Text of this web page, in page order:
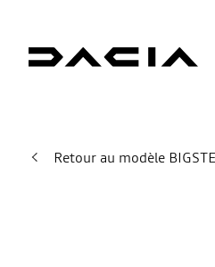
Retour au modèle